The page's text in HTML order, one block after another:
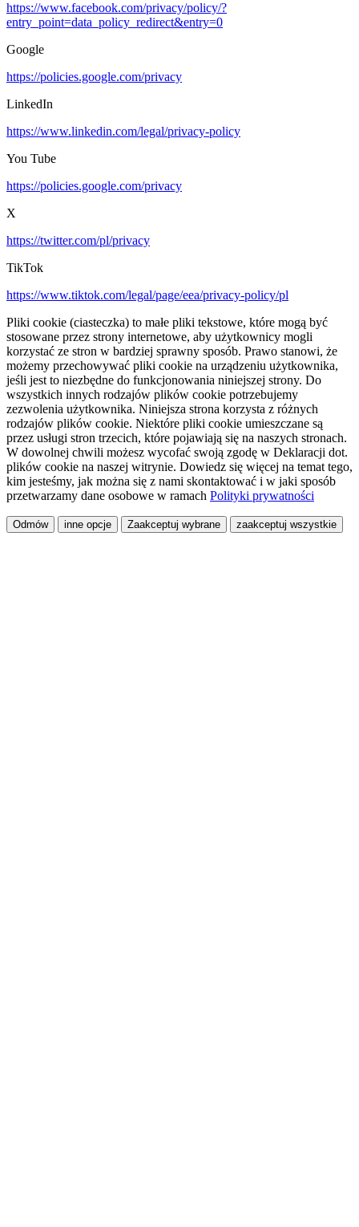
https://www.facebook.com/privacy/policy/?
entry_point=data_policy_redirect&entry=0
Google
https://policies.google.com/privacy
LinkedIn
https://www.linkedin.com/legal/privacy-policy
You Tube
https://policies.google.com/privacy
X
https://twitter.com/pl/privacy
TikTok
https://www.tiktok.com/legal/page/eea/privacy-policy/pl
Pliki cookie (ciasteczka) to małe pliki tekstowe, które mogą być
stosowane przez strony internetowe, aby użytkownicy mogli
korzystać ze stron w bardziej sprawny sposób. Prawo stanowi, że
możemy przechowywać pliki cookie na urządzeniu użytkownika,
jeśli jest to niezbędne do funkcjonowania niniejszej strony. Do
wszystkich innych rodzajów plików cookie potrzebujemy
zezwolenia użytkownika. Niniejsza strona korzysta z różnych
rodzajów plików cookie. Niektóre pliki cookie umieszczane są
przez usługi stron trzecich, które pojawiają się na naszych stronach.
W dowolnej chwili możesz wycofać swoją zgodę w Deklaracji dot.
plików cookie na naszej witrynie. Dowiedz się więcej na temat tego,
kim jesteśmy, jak można się z nami skontaktować i w jaki sposób
przetwarzamy dane osobowe w ramach Polityki prywatności
Odmów inne opcje Zaakceptuj wybrane zaakceptuj wszystkie